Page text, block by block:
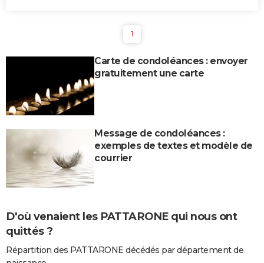
1
Carte de condoléances : envoyer
gratuitement une carte
Message de condoléances :
exemples de textes et modèle de
courrier
D'où venaient les PATTARONE qui nous ont
quittés ?
Répartition des PATTARONE décédés par département de